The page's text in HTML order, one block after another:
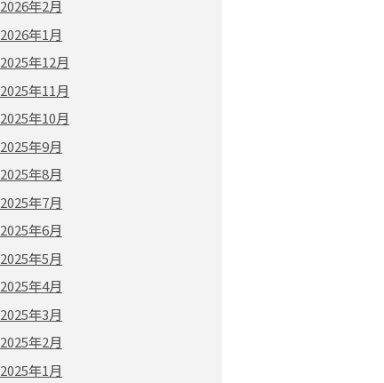
2026年2月
2026年1月
2025年12月
2025年11月
2025年10月
2025年9月
2025年8月
2025年7月
2025年6月
2025年5月
2025年4月
2025年3月
2025年2月
2025年1月